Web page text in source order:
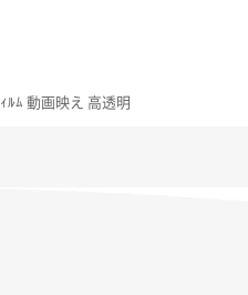
ﾙﾑ 動画映え 高透明